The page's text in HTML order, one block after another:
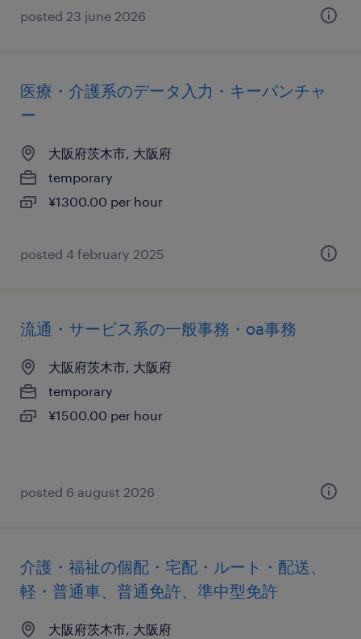
posted 23 june 2026
医療・介護系のデータ入力・キーパンチャ
ー
大阪府茨木市, 大阪府
temporary
¥1300.00 per hour
posted 4 february 2025
流通・サービス系の一般事務・oa事務
大阪府茨木市, 大阪府
temporary
¥1500.00 per hour
posted 6 august 2026
介護・福祉の個配・宅配・ルート・配送、
軽・普通車、普通免許、準中型免許
大阪府茨木市, 大阪府